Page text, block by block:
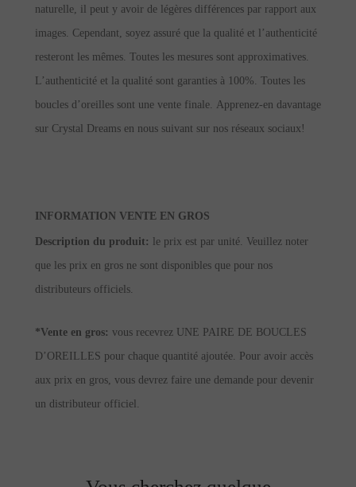
naturelle, il peut y avoir de légères différences par rapport aux
images. Cependant, soyez assuré que la qualité et l’authenticité
resteront les mêmes. Toutes les mesures sont approximatives.
L’authenticité et la qualité sont garanties à 100%. Toutes les
boucles d’oreilles sont une vente finale. Apprenez-en davantage
sur Crystal Dreams en nous suivant sur nos réseaux sociaux!
INFORMATION VENTE EN GROS
Description du produit:
le prix est par unité. Veuillez noter
que les prix en gros ne sont disponibles que pour nos
distributeurs officiels.
*Vente en gros: vous recevrez UNE PAIRE DE BOUCLES
D’OREILLES pour chaque quantité ajoutée. Pour avoir accès
aux prix en gros, vous devrez faire une demande pour devenir
un distributeur officiel.